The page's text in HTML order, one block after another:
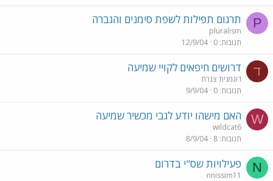
P תרגום תפילות לשפת סימנים והגברה
pluralism
תגובות 0
12/9/04
ד דרושים חיפאים לקויי שמיעה
דוגמנית צנרת
תגובות 0
9/9/04
W האם מישהו יודע לגבי מכשיר שמיעה
wildcat6
תגובות 8
8/9/04
N פעילויות שס"י בדרום
nnissim11